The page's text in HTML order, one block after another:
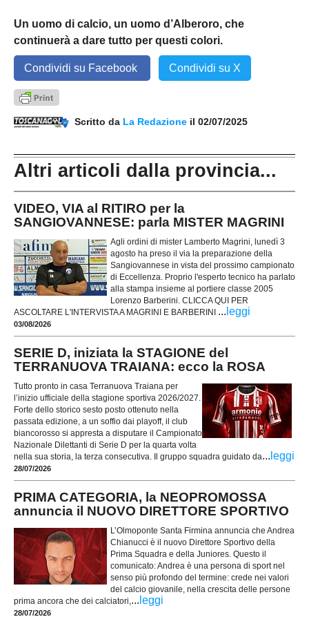
Un uomo di calcio, un uomo d’Alberoro, che
continuerà a dare tutto per questi colori.
Condividi su Facebook Condividi su X
Scritto da La Redazione il 02/07/2025
Altri articoli dalla provincia...
VIDEO, VIA al RITIRO per la
SANGIOVANNESE: parla MISTER MAGRINI
Agli ordini di mister Lamberto Magrini, lunedì 3
agosto ha preso il via la preparazione della
Sangiovannese in vista del prossimo campionato
di Eccellenza. Proprio l'esperto tecnico ha parlato
alla stampa insieme al portiere classe 2005
Lorenzo Barberini. CLICCA QUI PER
ASCOLTARE L'INTERVISTA A MAGRINI E BARBERINI ... leggi
03/08/2026
SERIE D, iniziata la STAGIONE del
TERRANUOVA TRAIANA: ecco la ROSA
Tutto pronto in casa Terranuova Traiana per
l’inizio ufficiale della stagione sportiva 2026/2027.
Forte dello storico sesto posto ottenuto nella
passata edizione, a un soffio dai playoff, il club
biancorosso si appresta a disputare il Campionato
Nazionale Dilettanti di Serie D per la quarta volta
nella sua storia, la terza consecutiva. Il gruppo squadra guidato da... leggi
28/07/2026
PRIMA CATEGORIA, la NEOPROMOSSA
annuncia il NUOVO DIRETTORE SPORTIVO
L’Olmoponte Santa Firmina annuncia che Andrea
Chianucci è il nuovo Direttore Sportivo della
Prima Squadra e della Juniores. Questo il
comunicato: Andrea è una persona di sport nel
senso più profondo del termine: crede nei valori
del calcio giovanile, nella crescita delle persone
prima ancora che dei calciatori,... leggi
28/07/2026